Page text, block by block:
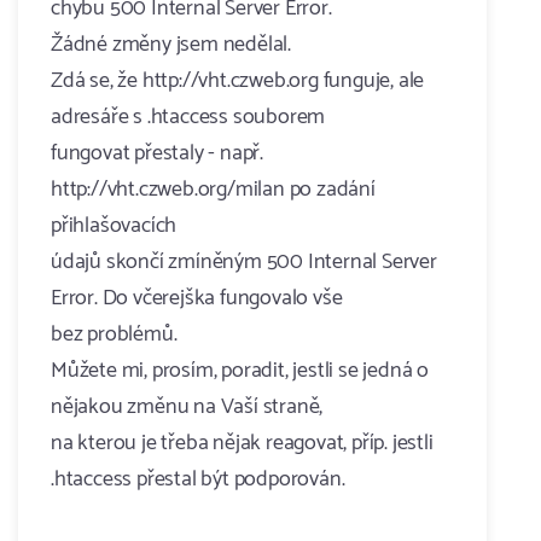
chybu 500 Internal Server Error.
Žádné změny jsem nedělal.
Zdá se, že http://vht.czweb.org funguje, ale
adresáře s .htaccess souborem
fungovat přestaly - např.
http://vht.czweb.org/milan po zadání
přihlašovacích
údajů skončí zmíněným 500 Internal Server
Error. Do včerejška fungovalo vše
bez problémů.
Můžete mi, prosím, poradit, jestli se jedná o
nějakou změnu na Vaší straně,
na kterou je třeba nějak reagovat, příp. jestli
.htaccess přestal být podporován.